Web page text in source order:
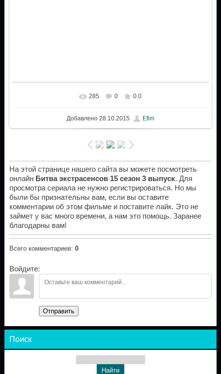
285 0 0.0
Добавлено28.10.2015 Efim
На этой странице нашего сайта вы можете посмотреть
онлайн Битва экстрасенсов 15 сезон 3 выпуск. Для
просмотра сериала не нужно регистрироваться. Но мы
были бы признательны вам, если вы оставите
комментарии об этом фильме и поставите лайк. Это не
займет у вас много времени, а нам это помощь. Заранее
благодарны вам!
Всего комментариев: 0
Войдите:
Отправить
Поиск